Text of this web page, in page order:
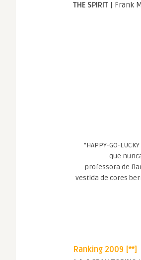
THE SPIRIT | Frank
“HAPPY-GO-
que
professora de
vestida de cores
Ranking 2009 [**]